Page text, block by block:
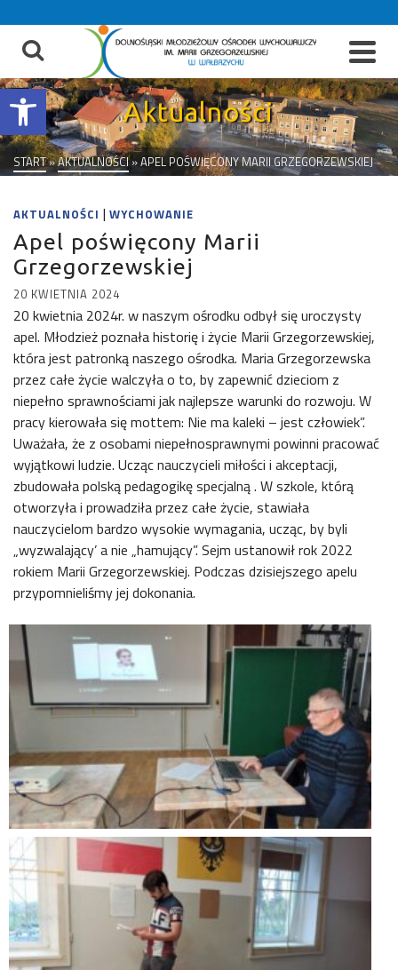
Otwórz pasek narzędzi
treści
Aktualności
START»AKTUALNOŚCI»APEL POŚWIĘCONY MARII GRZEGORZEWSKIEJ
AKTUALNOŚCI | WYCHOWANIE
Apel poświęcony Marii
Grzegorzewskiej
20 KWIETNIA 2024
20 kwietnia 2024r. w naszym ośrodku odbył się uroczysty
apel. Młodzież poznała historię i życie Marii Grzegorzewskiej,
która jest patronką naszego ośrodka. Maria Grzegorzewska
przez całe życie walczyła o to, by zapewnić dzieciom z
niepełno sprawnościami jak najlepsze warunki do rozwoju. W
pracy kierowała się mottem: Nie ma kaleki – jest człowiek”.
Uważała, że z osobami niepełnosprawnymi powinni pracować
wyjątkowi ludzie. Ucząc nauczycieli miłości i akceptacji,
zbudowała polską pedagogikę specjalną . W szkole, którą
otworzyła i prowadziła przez całe życie, stawiała
nauczycielom bardzo wysokie wymagania, ucząc, by byli
„wyzwalający’ a nie „hamujący”. Sejm ustanowił rok 2022
rokiem Marii Grzegorzewskiej. Podczas dzisiejszego apelu
przypomnieliśmy jej dokonania.